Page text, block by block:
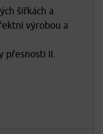
šířkách a
výrobou a
přesnosti II.